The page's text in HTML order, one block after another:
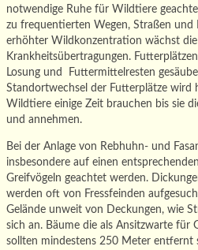
notwendige Ruhe für Wildtiere
zu frequentierten Wegen, Straßen und
erhöhter Wildkonzentration wächst
Krankheitsübertragungen.
Losung und Futtermittelresten
Standortwechsel der Futterplätze wird
Wildtiere einige Zeit brauchen bis sie
und annehmen.
Bei der Anlage von Rebhuhn- und
insbesondere auf einen
Greifvögeln geachtet werden.
werden oft von Fressfeinden
Gelände unweit von Deckungen, wie
sich an. Bäume die als Ansitzwarte für
sollten mindestens 250 Meter entfernt